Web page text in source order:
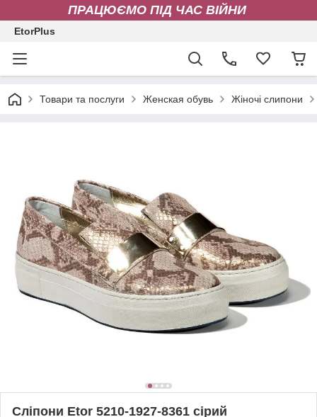
ПРАЦЮЄМО ПІД ЧАС ВІЙНИ
EtorPlus
Товари та послуги Женская обувь Жіночі слипони
Сліпони Etor 5210-1927-8361 сірий